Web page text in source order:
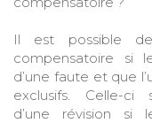
Il est possible
compensatoire si
d’une faute et que
exclusifs. Celle-ci
d’une révision si